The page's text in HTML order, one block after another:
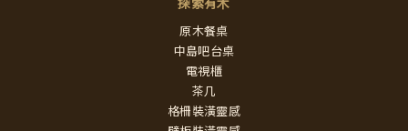
原木餐桌
中島吧台桌
電視櫃
茶几
格柵裝潢靈感